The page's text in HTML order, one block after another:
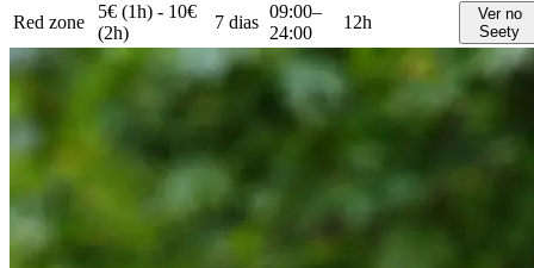
Red zone
5€ (1h) - 10€
(2h)
7 dias
09:00–
24:00
12h
Ver no
Seety